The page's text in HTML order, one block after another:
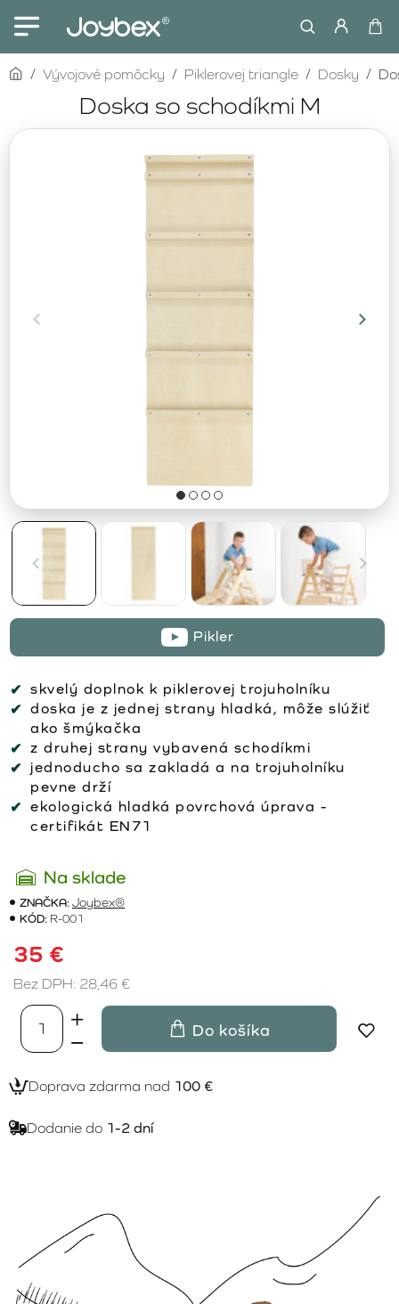
Doska so schodíkmi M
homeVývojové pomôcky Piklerovej triangle Dosky
Pikler
skvelý doplnok k piklerovej trojuholníku
doska je z jednej strany hladká, môže slúžiť
ako šmýkačka
z druhej strany vybavená schodíkmi
jednoducho sa zakladá a na trojuholníku
pevne drží
ekologická hladká povrchová úprava -
certifikát EN71
Na sklade
ZNAČKA:Joybex®
KÓD: R-001
35 €
Bez DPH: 28,46 €
Do košíka
Doprava zdarma nad 100 €
Dodanie do 1-2 dní